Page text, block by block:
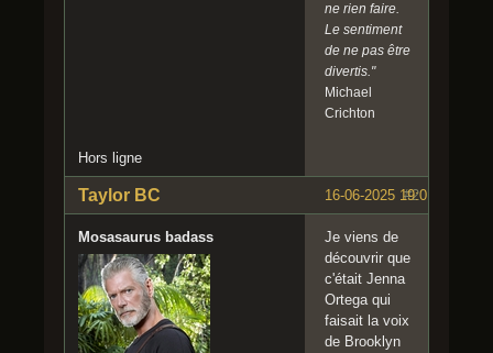
ne rien faire.
Le sentiment
de ne pas être
divertis."
Michael
Crichton
Hors ligne
#2
16-06-2025 19:01:47
Taylor BC
Mosasaurus badass
Je viens de
découvrir que
c'était Jenna
Ortega qui
faisait la voix
de Brooklyn